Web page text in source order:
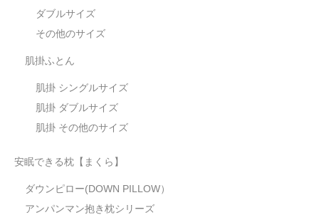
ダブルサイズ
その他のサイズ
肌掛ふとん
肌掛 シングルサイズ
肌掛 ダブルサイズ
肌掛 その他のサイズ
安眠できる枕【まくら】
ダウンピロー(DOWN PILLOW）
アンパンマン抱き枕シリーズ